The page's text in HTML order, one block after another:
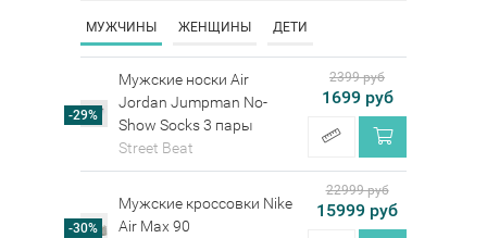
МУЖЧИНЫ ЖЕНЩИНЫ ДЕТИ
-29%
Мужские носки Air
Jordan Jumpman No-
Show Socks 3 пары
Street Beat
2399 руб
1699 руб
-30%
Мужские кроссовки Nike
Air Max 90
22999 руб
15999 руб